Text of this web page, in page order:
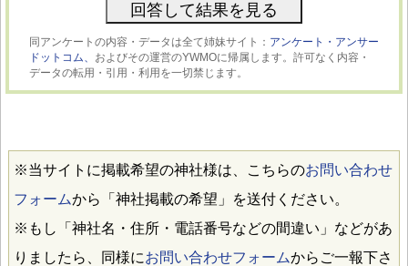
同アンケートの内容・データは全て姉妹サイト： アンケート・アンサー
ドットコム、 およびその運営のYWMOに帰属します。許可なく内容・
データの転用・引用・利用を一切禁じます。
※当サイトに掲載希望の神社様は、こちらのお問い合わせ
フォームから「神社掲載の希望」を送付ください。
※もし「神社名・住所・電話番号などの間違い」などがあ
りましたら、同様にお問い合わせフォームからご一報下さ